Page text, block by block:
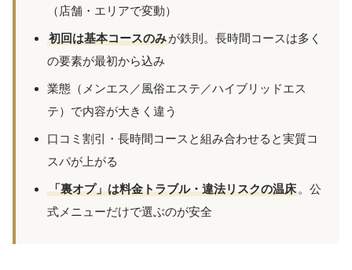
（店舗・エリアで変動）
初回は基本コースのみが鉄則。長時間コースは多く
の要素が最初から込み
業態（メンエス／風俗エステ／ハイブリッドエス
テ）で内容が大きく違う
口コミ割引・長時間コースと組み合わせると実質コ
スパが上がる
「裏オプ」は料金トラブル・違法リスクの温床。公
式メニューだけで選ぶのが安全